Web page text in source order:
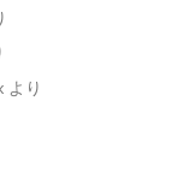
より